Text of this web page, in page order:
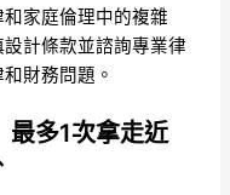
家庭倫理中的複雜
計條款並諮詢專業律
財務問題。
最多1次拿走近